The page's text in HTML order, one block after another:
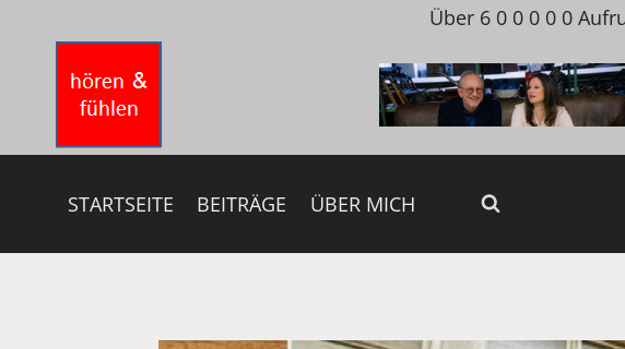
springen
Über 6 0 0 0 0 0
STARTSEITE BEITRÄGE ÜBER MICH